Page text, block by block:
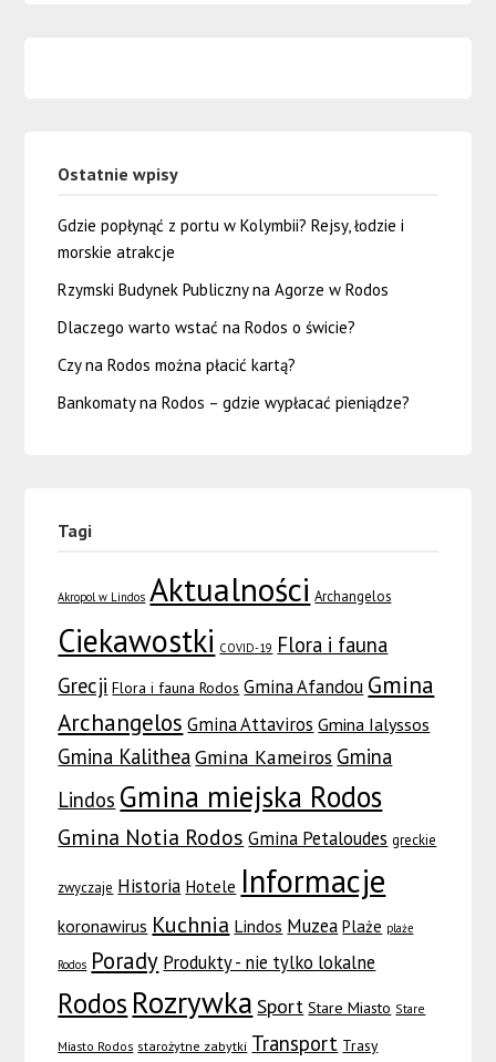
Ostatnie wpisy
Gdzie popłynąć z portu w Kolymbii? Rejsy, łodzie i
morskie atrakcje
Rzymski Budynek Publiczny na Agorze w Rodos
Dlaczego warto wstać na Rodos o świcie?
Czy na Rodos można płacić kartą?
Bankomaty na Rodos – gdzie wypłacać pieniądze?
Tagi
Akropol w Lindos Aktualności Archangelos
Ciekawostki COVID-19 Flora i fauna
Grecji Flora i fauna Rodos Gmina Afandou Gmina
Archangelos Gmina Attaviros Gmina Ialyssos
Gmina KalitheaGmina Kameiros Gmina
Lindos Gmina miejska Rodos
Gmina Notia Rodos Gmina Petaloudes greckie
zwyczaje Historia Hotele Informacje
koronawirus Kuchnia Lindos Muzea Plaże plaże
Rodos Porady Produkty - nie tylko lokalne
Rodos Rozrywka Sport Stare Miasto Stare
Miasto Rodos starożytne zabytki Transport Trasy